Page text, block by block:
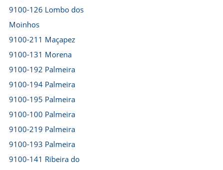
9100-126 Lombo dos
Moinhos
9100-211 Maçapez
9100-131 Morena
9100-192 Palmeira
9100-194 Palmeira
9100-195 Palmeira
9100-100 Palmeira
9100-219 Palmeira
9100-193 Palmeira
9100-141 Ribeira do